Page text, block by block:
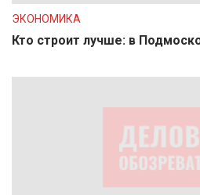
ЭКОНОМИКА
Кто строит лучше: в